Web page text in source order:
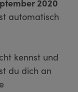
2020
automatisch
kennst und
du dich an